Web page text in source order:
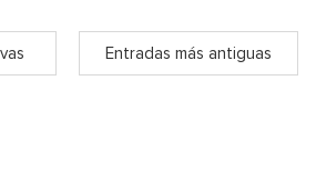
Entradas más antiguas